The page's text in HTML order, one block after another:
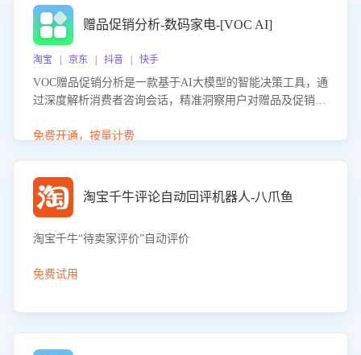
赠品促销分析-数码家电-[VOC AI]
淘宝 | 京东 | 抖音 | 快手
VOC赠品促销分析是一款基于AI大模型的智能决策工具，通
过深度解析消费者咨询会话，精准洞察用户对赠品及促销政
销诉求，帮助企业制定个性化赠品组合策略，优化资源投放
免费开通，按量计费
淘宝千牛评论自动回评机器人-八爪鱼
淘宝千牛“待卖家评价”自动评价
免费试用